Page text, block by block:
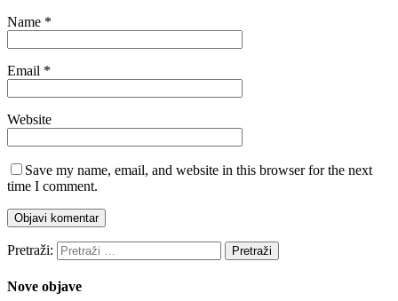
Name *
Email *
Website
Save my name, email, and website in this browser for the next
time I comment.
Pretraži:
Nove objave